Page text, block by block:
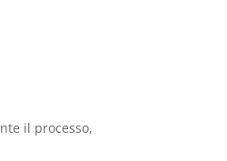
il processo,